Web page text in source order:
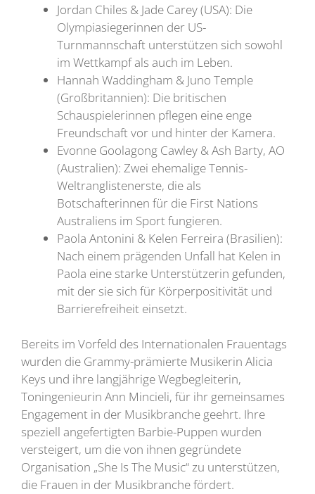
Jordan Chiles & Jade Carey (USA): Die
Olympiasiegerinnen der US-
Turnmannschaft unterstützen sich sowohl
im Wettkampf als auch im Leben.
Hannah Waddingham & Juno Temple
(Großbritannien): Die britischen
Schauspielerinnen pflegen eine enge
Freundschaft vor und hinter der Kamera.
Evonne Goolagong Cawley & Ash Barty, AO
(Australien): Zwei ehemalige Tennis-
Weltranglistenerste, die als
Botschafterinnen für die First Nations
Australiens im Sport fungieren.
Paola Antonini & Kelen Ferreira (Brasilien):
Nach einem prägenden Unfall hat Kelen in
Paola eine starke Unterstützerin gefunden,
mit der sie sich für Körperpositivität und
Barrierefreiheit einsetzt.
Bereits im Vorfeld des Internationalen Frauentags
wurden die Grammy-prämierte Musikerin Alicia
Keys und ihre langjährige Wegbegleiterin,
Toningenieurin Ann Mincieli, für ihr gemeinsames
Engagement in der Musikbranche geehrt. Ihre
speziell angefertigten Barbie-Puppen wurden
versteigert, um die von ihnen gegründete
Organisation „She Is The Music“ zu unterstützen,
die Frauen in der Musikbranche fördert.